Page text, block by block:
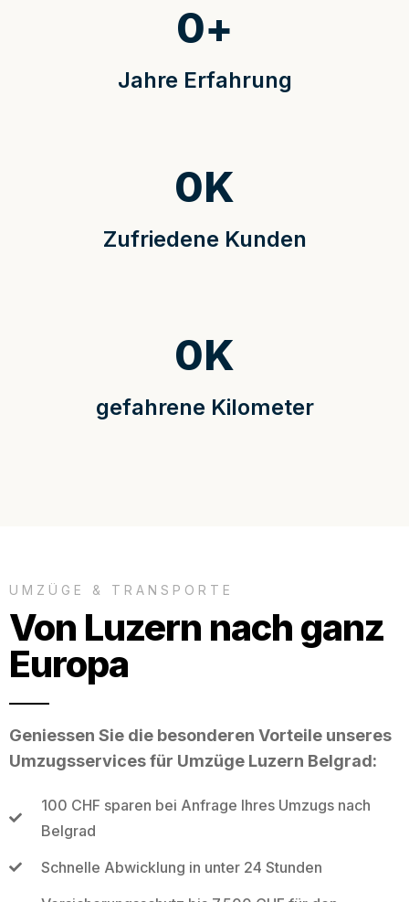
Jahre Erfahrung
0+
Zufriedene Kunden
0K
gefahrene Kilometer
0K
UMZÜGE & TRANSPORTE
Von Luzern nach ganz
Europa
Geniessen Sie die besonderen Vorteile unseres
Umzugsservices für Umzüge Luzern Belgrad:
100 CHF sparen bei Anfrage Ihres Umzugs nach
Belgrad
Schnelle Abwicklung in unter 24 Stunden